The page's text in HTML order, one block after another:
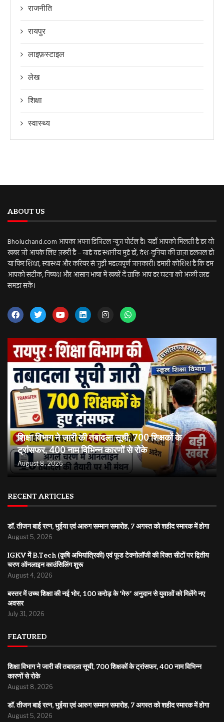
राजनीति
रायपुर
लाइफ़स्टाइल
लेख
शिक्षा
स्वास्थ्य
ABOUT US
Bholuchand.com आपका अपना डिजिटल न्यूज़ पोर्टल है। यहाँ आपको मिलती है हर वो
खबर जो आपके लिए ज़रूरी है – चाहे वह स्थानीय मुद्दे हों, देश-दुनिया की ताज़ा हलचल हो
या फिर शिक्षा, स्वास्थ्य और करियर से जुड़ी महत्वपूर्ण जानकारी। हमारी कोशिश है कि हम
आपको सटीक, निष्पक्ष और आसान भाषा में खबरें दें ताकि आप हर घटना को अच्छी तरह
समझ सकें।
शिक्षा विभाग ने जारी की तबादला सूची, 700 शिक्षकों के
ट्रांसफर, 400 नाम विभिन्न कारणों से रोके
August 8, 2026
RECENT ARTICLES
डॉ. तीजन बाई रत्न, भुईया एवं आरुग सम्मान समारोह, 7 अगस्त को शहीद स्मारक में होगा
August 5, 2026
IGKV में B.Tech (कृषि अभियांत्रिकी) एवं फूड टेक्नोलॉजी की रिक्त सीटों पर द्वितीय
चरण ऑनलाइन काउंसिलिंग शुरू
August 4, 2026
बस्तर में उच्च शिक्षा की नई भोर, 100 करोड़ के ‘मेरु’ अनुदान से युवाओं को मिलेंगे नए
अवसर
July 31, 2026
FEATURED
शिक्षा विभाग ने जारी की तबादला सूची, 700 शिक्षकों के ट्रांसफर, 400 नाम विभिन्न
कारणों से रोके
August 8, 2026
डॉ. तीजन बाई रत्न, भुईया एवं आरुग सम्मान समारोह, 7 अगस्त को शहीद स्मारक में होगा
August 5, 2026